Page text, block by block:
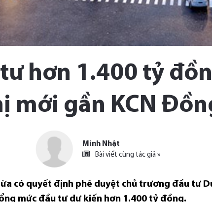
hơn 1.400 tỷ
mới gần KCN
Minh Nhật
Bài viết cùng tác giả »
có quyết định phê duyệt chủ trương đầu tư
mức đầu tư dự kiến hơn 1.400 tỷ đồng.